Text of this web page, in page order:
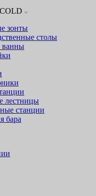
зонты
столы
лестницы
станции
бара